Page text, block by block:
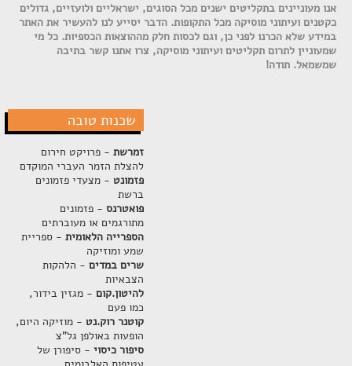
אנו מעוניינים בתקליטים ישנים מכל הסוגים, ישראליים ולועזיים, גדולים
כקטנים ועיתוני מוסיקה מכל התקופות. הדבר יסייע לנו להעשיר את האתר
במידע שלא הכרנו לפני כן, וגם לכסות חלק מההוצאות הכספיות. כל מי
שמעוניין לתרום תקליטים ועיתוני מוסיקה, צרו אתנו קשר בתיבה
שמשמאל. תודה!
שכנות טובה
זמרשת- פרויקט חירום
להצלת הזמר העברי המוקדם
פזמונט - מצעדי פזמונים
ברשת
פואטרנס- פזמונים
מתורגמים או מעוברתים
הספרייה הלאומית- ספריית
שמע ומוזיקה
שרים במדים- הלהקות
הצבאיות
להיטון.קום- מגזין בידור,
כמו פעם
קוטנר רוק.נט - מוזיקה היום,
הופעות באולפן גל"צ
סיפור כיסוי- סיפורן של